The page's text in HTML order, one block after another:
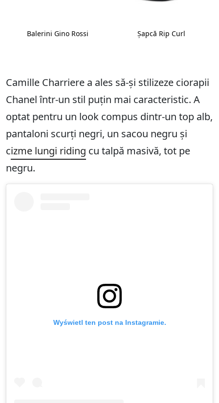
Balerini Gino Rossi Șapcă Rip Curl
Camille Charriere a ales să-și stilizeze ciorapii
Chanel într-un stil puțin mai caracteristic. A
optat pentru un look compus dintr-un top alb,
pantaloni scurți negri, un sacou negru și
cizme lungi riding cu talpă masivă, tot pe
negru.
Wyświetl ten post na Instagramie.